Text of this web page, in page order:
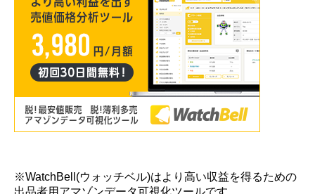
※WatchBell(ウォッチベル)はより高い収益を得るための
出品者用アマゾンデータ可視化ツールです。